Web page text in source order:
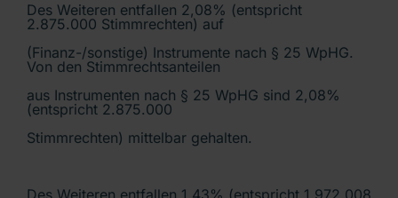
Des Weiteren entfallen 2,08% (entspricht
2.875.000 Stimmrechten) auf
(Finanz-/sonstige) Instrumente nach § 25 WpHG.
Von den Stimmrechtsanteilen
aus Instrumenten nach § 25 WpHG sind 2,08%
(entspricht 2.875.000
Stimmrechten) mittelbar gehalten.